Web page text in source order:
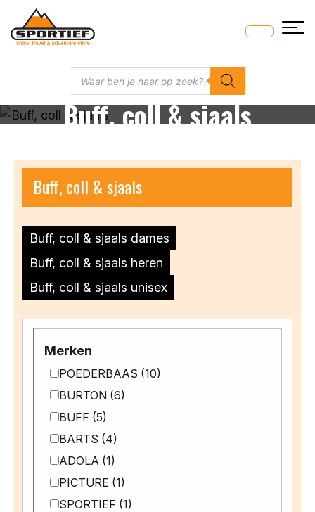
to
content
Producten
zoeken
Buff, coll & sjaals
Buff, coll & sjaals
Buff, coll & sjaals dames
Buff, coll & sjaals heren
Buff, coll & sjaals unisex
Merken
POEDERBAAS (10)
BURTON (6)
BUFF (5)
BARTS (4)
ADOLA (1)
PICTURE (1)
SPORTIEF (1)